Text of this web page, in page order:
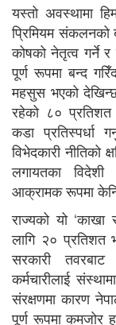
यस्तो अवस्थामा
प्रिमियम संकलनको
कोषको नेतृत्व गर्ने र
पूर्ण रूपमा बन्द
महसुस भएको
रहेको ८० प्रतिशत
कडा प्रतिस्पर्धा
विभेदकारी नीतिको
लगायतका विदेशी
आक्रामक रूपमा
राज्यको यो ‘काखा
लागि २० प्रतिशत
सरकारी
कर्मचारीलाई
संरक्षणमा कारण
पूर्ण रूपमा कमजोर